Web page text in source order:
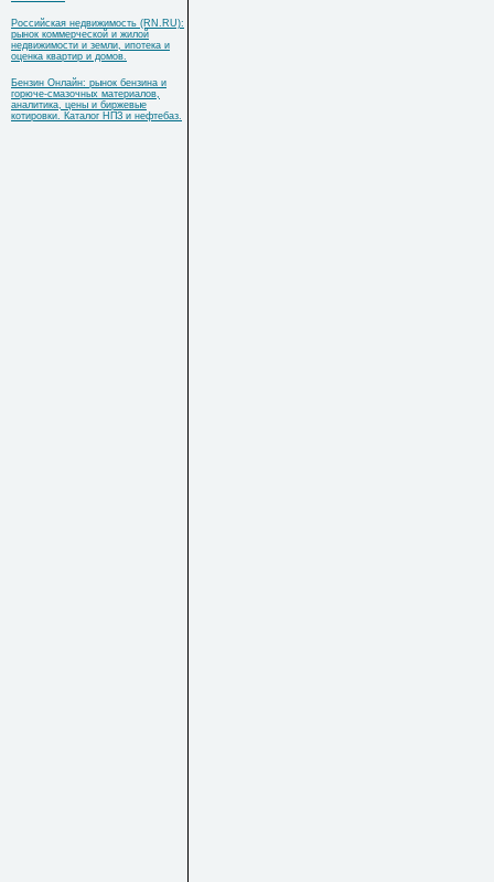
Российская недвижимость (RN.RU):
рынок коммерческой и жилой
недвижимости и земли, ипотека и
оценка квартир и домов.
Бензин Онлайн: рынок бензина и
горюче-смазочных материалов,
аналитика, цены и биржевые
котировки. Каталог НПЗ и нефтебаз.